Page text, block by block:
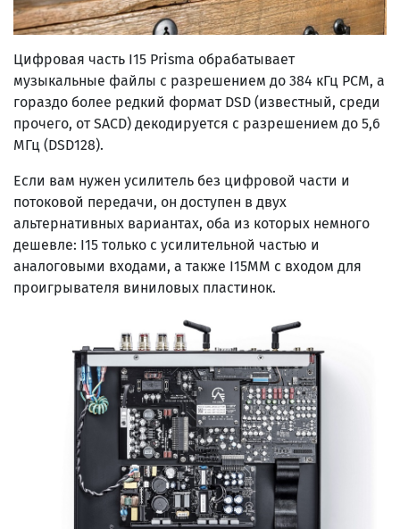
Цифровая часть I15 Prisma обрабатывает
музыкальные файлы с разрешением до 384 кГц PCM, а
гораздо более редкий формат DSD (известный, среди
прочего, от SACD) декодируется с разрешением до 5,6
МГц (DSD128).
Если вам нужен усилитель без цифровой части и
потоковой передачи, он доступен в двух
альтернативных вариантах, оба из которых немного
дешевле: I15 только с усилительной частью и
аналоговыми входами, а также I15MM с входом для
проигрывателя виниловых пластинок.